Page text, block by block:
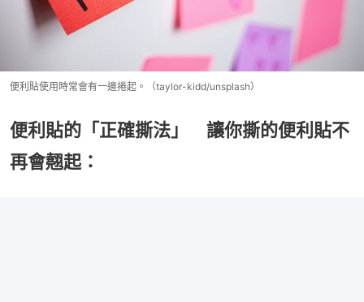
便利貼使用時常會有一邊捲起。（taylor-kidd/unsplash）
便利貼的「正確撕法」 讓你撕的便利貼不
再會翹起：